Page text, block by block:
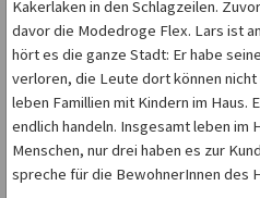
Kakerlaken in den Schlagzeilen.
davor die Modedroge Flex. Lars ist
hört es die ganze Stadt: Er habe
verloren, die Leute dort können
leben Famillien mit Kindern im Haus.
endlich handeln. Insgesamt leben im
Menschen, nur drei haben es zur
spreche für die BewohnerInnen des